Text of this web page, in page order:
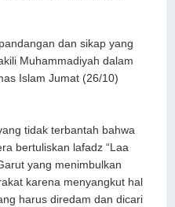
dan sikap yang
Muhammadiyah dalam
Islam Jumat (26/10)
tidak terbantah bahwa
bertuliskan lafadz “Laa
yang menimbulkan
karena menyangkut hal
harus diredam dan dicari